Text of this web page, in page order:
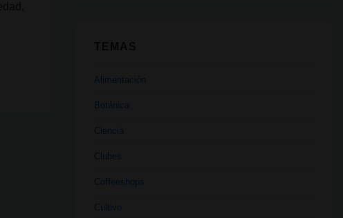
Alimentación
Botánica
Ciencia
Clubes
Coffeeshops
Cultivo